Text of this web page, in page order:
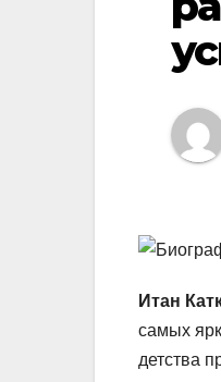
Итан
самых
детства